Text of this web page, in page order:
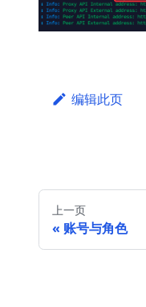
编辑此页
上一页
账号与角色